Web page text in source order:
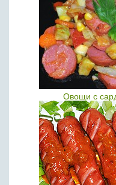
Овощи с